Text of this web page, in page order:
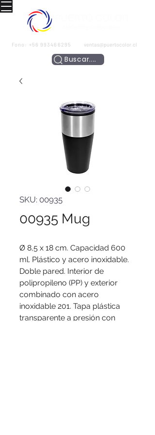
Fono: +56 993466295 ventas@puertocolor.cl
Buscar....
SKU: 00935
00935 Mug
Ø 8,5 x 18 cm. Capacidad 600
ml. Plástico y acero inoxidable.
Doble pared. Interior de
polipropileno (PP) y exterior
combinado con acero
inoxidable 201. Tapa plástica
transparente a presión con